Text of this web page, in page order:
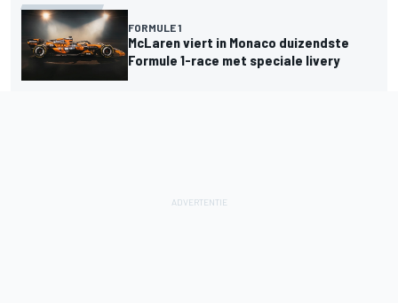
FORMULE 1
McLaren viert in Monaco duizendste
Formule 1-race met speciale livery